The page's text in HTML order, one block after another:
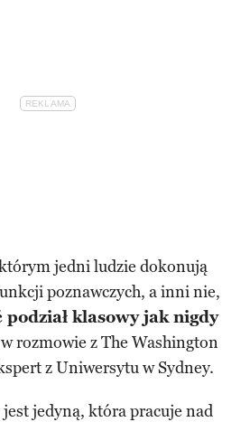
jedni ludzie dokonują
poznawczych, a inni nie,
podział klasowy jak nigdy
rozmowie z The Washington
z Uniwersytu w Sydney.
jedyną, która pracuje nad